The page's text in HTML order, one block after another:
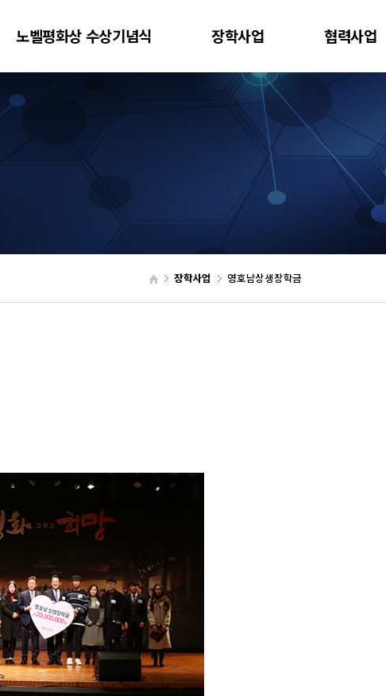
노벨평화상 수상기념식 장학사업 협력사업
장학사업 영호남상생장학금